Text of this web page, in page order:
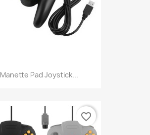
Manette Pad Joystick...
favorite_border